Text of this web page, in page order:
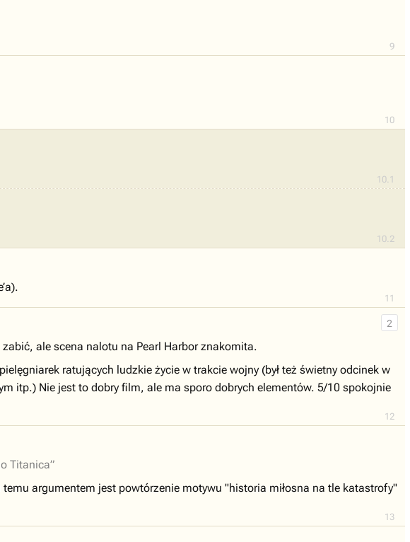
9
10
10.1
10.2
11
12
2
ale scena nalotu na Pearl Harbor znakomita.
ratujących ludzkie życie w trakcie wojny (był też świetny odcinek w
itp.) Nie jest to dobry film, ale ma sporo dobrych elementów. 5/10 spokojnie
13
Titanica”
argumentem jest powtórzenie motywu "historia miłosna na tle katastrofy"